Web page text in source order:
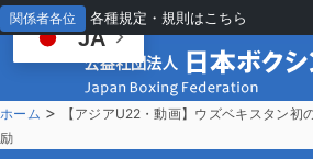
関係者各位 各種規定・規則はこちら
ホーム >
【アジアU22・動画】ウズベキスタン初
励
JA